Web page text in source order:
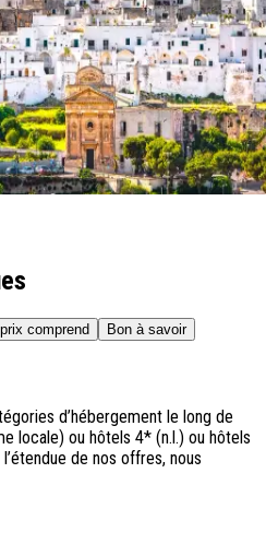
comprend Bon à savoir
d’hébergement le long de
locale) ou hôtels 4* (n.l.) ou hôtels
de nos offres, nous